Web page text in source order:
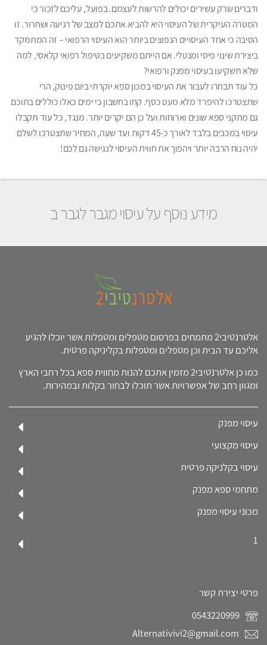
ודברים שרק עשירים יכולים להרשות לעצמם. בפועל, עליכם לזכור כי
המטרה העיקרית של העיסוי היא להביא אתכם למצב של רגיעה ושחרור. זו
הסיבה כי אחד העיסויים הנפוצים ביותר הוא העיסוי הרפואי – זה המתמקד
ביצירת שינוי פיסי ומנטלי. אם הייתם משקיעים בטיפול רפואי קלאסי, למה
שלא תשקיעו בעיסוי מפנק ורפואי?
כל עוד תבחרו לעבור את העיסוי במכון ספא יוקרתי ביום פינוק, הרי
שתצטרכו להיפרד מלא מעט כסף. קחו בחשבון כי ימים כאלו כוללים בתוכם
גם מתקני ספא שונים וארוחות ועל כן הם יקרים יותר. מנגד, כל עוד תקבלו
עיסוי במכבים בלבד לאורך כ-45 דקות ועד שעה, המחיר שתצטרכו לשלם
יהיה נוח הרבה יותר ויהפוך את חווית העיסוי לנגישה גם לכם!
מידע נוסף על עיסוי מגבר לגבר ב
אלטרנטיבי2 מתמחים בפרסום מטפלים ומטפלות אשר יוכלו להגיע
אליכם עד הבית וכן מטפלים ומטפלות בקליניקה פרטית.
כמו כן אלטרנטיבי2 מזמין אתכם להנות מחווית ספא בכל רחבי הארץ
ומגוון רחב של אפשרויות אשר תוכלו לבחור בקלות ובמהירות.
עיסוי מפנק
עיסוי מקצועי
עיסוי בקלניקה פרטית
מתחמי ספא מפנק
מכוני עיסוי מפנק
1
פרטי יצירת קשר
Alternativivi2@gmail.com